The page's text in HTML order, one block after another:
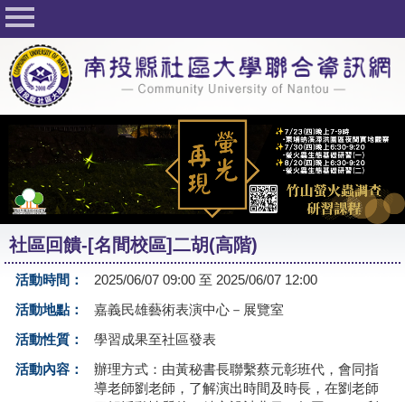
回首頁
關於社大
公佈欄
行事曆
最新活動
活動花絮
課程一覽表
志工與社團
友站連結
社區回饋-[名間校區]二胡(高階)
活動時間：
2025/06/07 09:00 至 2025/06/07 12:00
活動地點：
嘉義民雄藝術表演中心－展覽室
活動性質：
學習成果至社區發表
活動內容：
辦理方式：由黃秘書長聯繫蔡元彰班代，會同指
導老師劉老師，了解演出時間及時長，在劉老師